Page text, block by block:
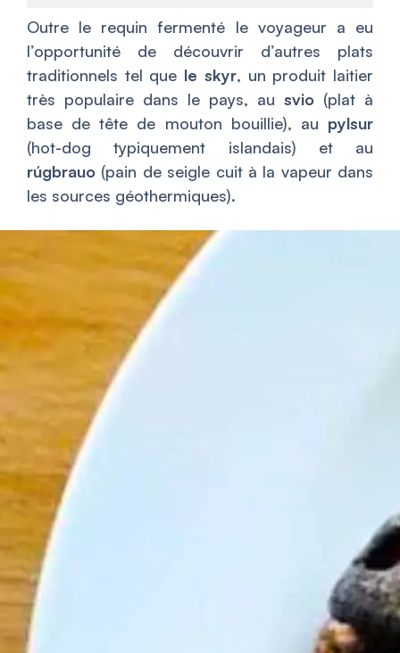
Outre le requin fermenté le voyageur a eu
l’opportunité de découvrir d’autres plats
traditionnels tel que le skyr, un produit laitier
très populaire dans le pays, au svio (plat à
base de tête de mouton bouillie), au pylsur
(hot-dog typiquement islandais) et au
rúgbrauo (pain de seigle cuit à la vapeur dans
les sources géothermiques).